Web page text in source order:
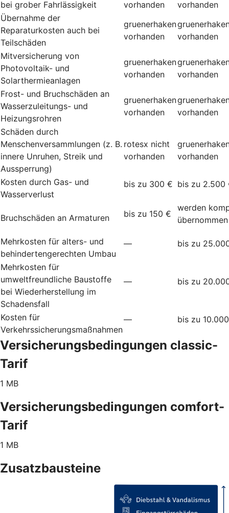
bei grober Fahrlässigkeit vorhanden
vorhanden
Übernahme der
Reparaturkosten auch bei
Teilschäden
gruenerhaken
vorhanden
vorhanden
Mitversicherung von
Photovoltaik- und
Solarthermieanlagen
gruenerhaken
vorhanden
vorhanden
Frost- und Bruchschäden an
Wasserzuleitungs- und
Heizungsrohren
gruenerhaken
vorhanden
vorhanden
Schäden durch
Menschenversammlungen (z. B.
innere Unruhen, Streik und
Aussperrung)
rotesx nicht
vorhanden
vorhanden
Kosten durch Gas- und
Wasserverlust
bis zu 300 € bis zu 2.500
Bruchschäden an Armaturen bis zu 150 €
werden
übernommen
Mehrkosten für alters- und
behindertengerechten Umbau
— bis zu
Mehrkosten für
umweltfreundliche Baustoffe
bei Wiederherstellung im
Schadensfall
— bis zu
Kosten für
Verkehrssicherungsmaßnahmen
— bis zu
Versicherungsbedingungen classic-
Tarif
1 MB
Versicherungsbedingungen comfort-
Tarif
1 MB
Zusatzbausteine